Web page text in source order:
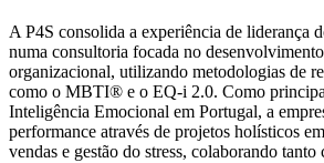
A P4S consolida a experiência de liderança
numa consultoria focada no
organizacional, utilizando metodologias de
como o MBTI® e o EQ-i 2.0. Como
Inteligência Emocional em Portugal, a
performance através de projetos holísticos
vendas e gestão do stress, colaborando tanto